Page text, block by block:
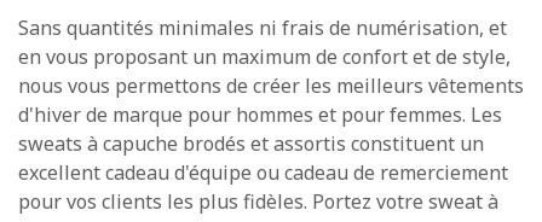
Sans quantités minimales ni frais de numérisation, et
en vous proposant un maximum de confort et de style,
nous vous permettons de créer les meilleurs vêtements
d'hiver de marque pour hommes et pour femmes. Les
sweats à capuche brodés et assortis constituent un
excellent cadeau d'équipe ou cadeau de remerciement
pour vos clients les plus fidèles. Portez votre sweat à